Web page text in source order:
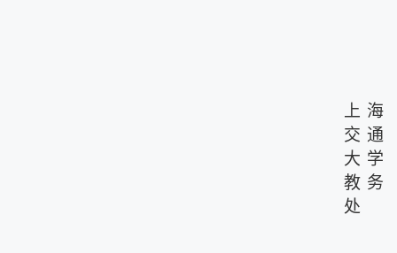
上海
交通
大学
教务
处